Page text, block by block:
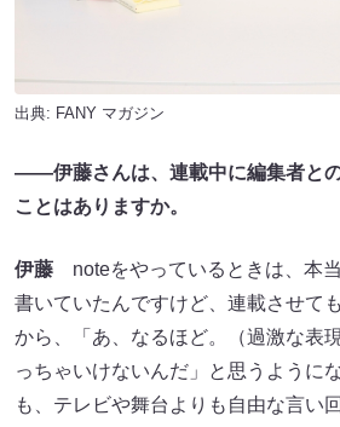
出典: FANY マガジン
――伊藤さんは、連載中に編集者と
ことはありますか。
伊藤 noteをやっているときは、本
書いていたんですけど、連載させて
から、「あ、なるほど。（過激な表
っちゃいけないんだ」と思うように
も、テレビや舞台よりも自由な言い